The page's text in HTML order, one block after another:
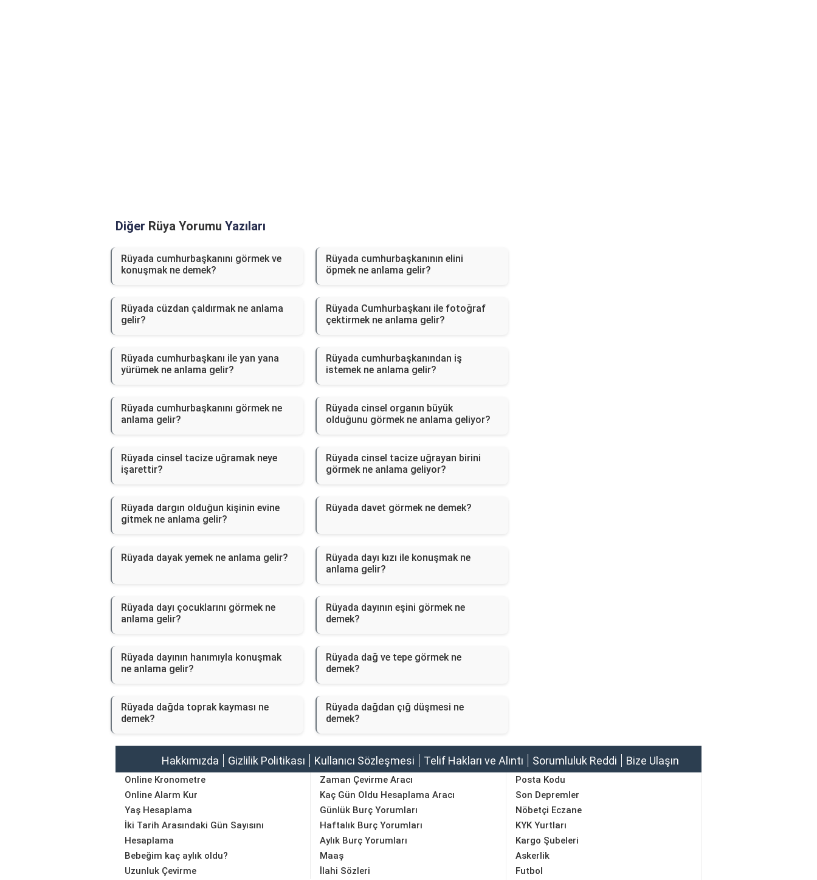
Diğer Rüya Yorumu Yazıları
Rüyada cumhurbaşkanını görmek ve
konuşmak ne demek?
Rüyada cumhurbaşkanının elini
öpmek ne anlama gelir?
Rüyada cüzdan çaldırmak ne anlama
gelir?
Rüyada Cumhurbaşkanı ile fotoğraf
çektirmek ne anlama gelir?
Rüyada cumhurbaşkanı ile yan yana
yürümek ne anlama gelir?
Rüyada cumhurbaşkanından iş
istemek ne anlama gelir?
Rüyada cumhurbaşkanını görmek ne
anlama gelir?
Rüyada cinsel organın büyük
olduğunu görmek ne anlama geliyor?
Rüyada cinsel tacize uğramak neye
işarettir?
Rüyada cinsel tacize uğrayan birini
görmek ne anlama geliyor?
Rüyada dargın olduğun kişinin evine
gitmek ne anlama gelir?
Rüyada davet görmek ne demek?
Rüyada dayak yemek ne anlama gelir?
Rüyada dayı kızı ile konuşmak ne
anlama gelir?
Rüyada dayı çocuklarını görmek ne
anlama gelir?
Rüyada dayının eşini görmek ne
demek?
Rüyada dayının hanımıyla konuşmak
ne anlama gelir?
Rüyada dağ ve tepe görmek ne
demek?
Rüyada dağda toprak kayması ne
demek?
Rüyada dağdan çığ düşmesi ne
demek?
Hakkımızda Gizlilik Politikası Kullanıcı Sözleşmesi Telif Hakları ve Alıntı Sorumluluk Reddi Bize Ulaşın
Online Kronometre
Online Alarm Kur
Yaş Hesaplama
İki Tarih Arasındaki Gün Sayısını
Hesaplama
Bebeğim kaç aylık oldu?
Uzunluk Çevirme
Zaman Çevirme Aracı
Kaç Gün Oldu Hesaplama Aracı
Günlük Burç Yorumları
Haftalık Burç Yorumları
Aylık Burç Yorumları
Maaş
Posta Kodu
Son Depremler
Nöbetçi Eczane
KYK Yurtları
Kargo Şubeleri
Askerlik
İlahi Sözleri
Futbol